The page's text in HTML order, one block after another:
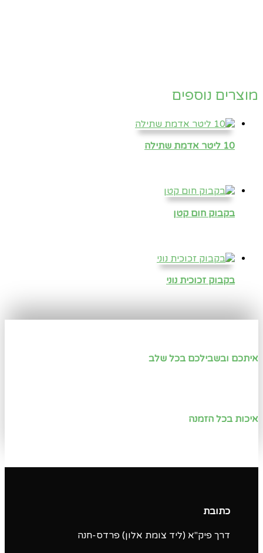
מוצרים נוספים
10 ליטר אדמת שתילה
בקבוק חום קטן
בקבוק זכוכית נוני
איתכם ובשבילכם בכל שלב
איכות בכל הזמנה
כתובת
דרך פיק"א (ליד צומת אלון) פרדס-חנה